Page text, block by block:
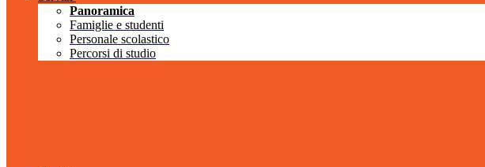
Panoramica
Famiglie e studenti
Personale scolastico
Percorsi di studio